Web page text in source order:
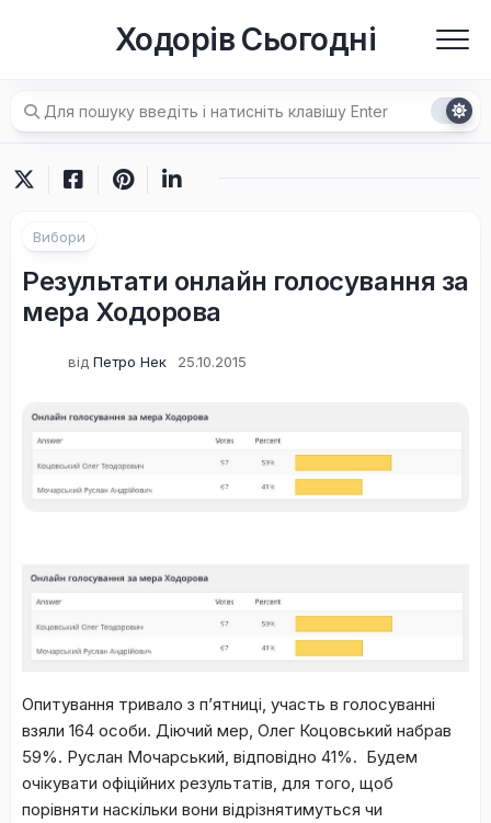
Ходорів Сьогодні
Вибори
Результати онлайн голосування за
мера Ходорова
від Петро Нек 25.10.2015
Опитування тривало з п’ятниці, участь в голосуванні
взяли 164 особи. Діючий мер, Олег Коцовський набрав
59%. Руслан Мочарський, відповідно 41%. Будем
очікувати офіційних результатів, для того, щоб
порівняти наскільки вони відрізнятимуться чи